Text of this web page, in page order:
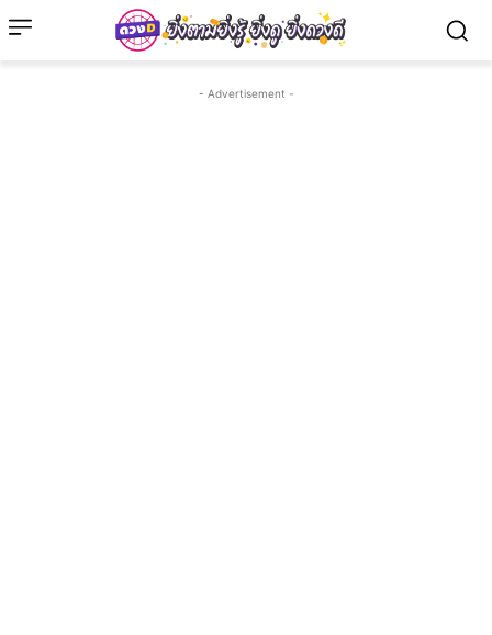
- Advertisement -